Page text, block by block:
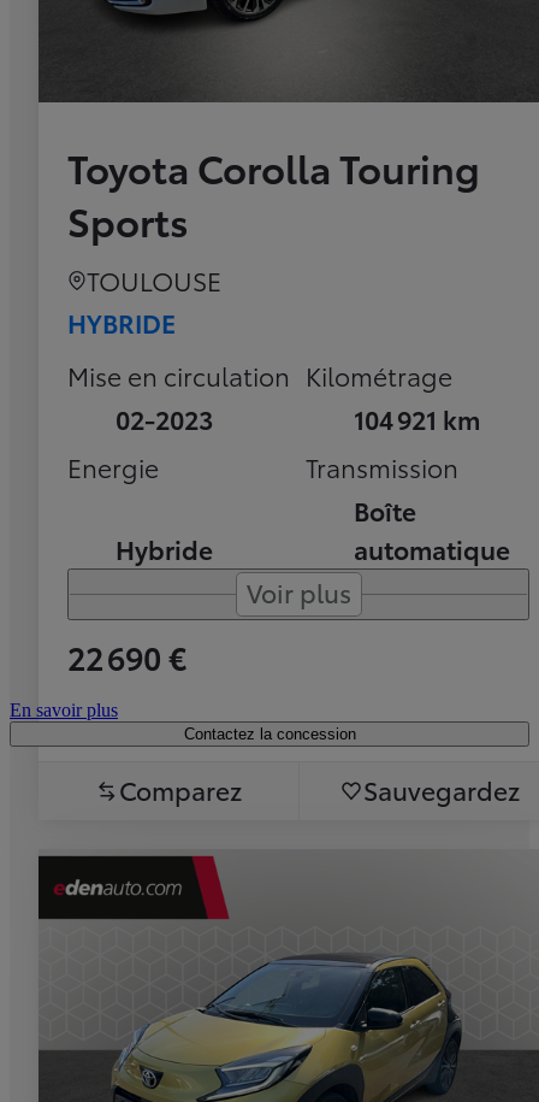
Toyota Corolla Touring
Sports
TOULOUSE
HYBRIDE
Mise en circulation
02-2023
Kilométrage
104 921 km
Energie
Hybride
Transmission
Boîte
automatique
Voir plus
22 690 €
En savoir plus
Contactez la concession
Comparez Sauvegardez